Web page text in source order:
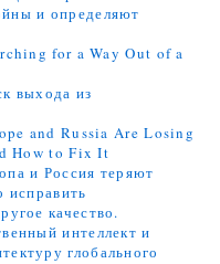
и определяют
for a Way Out of a
выхода из
and Russia Are Losing
How to Fix It
и Россия теряют
исправить
качество.
интеллект и
глобального